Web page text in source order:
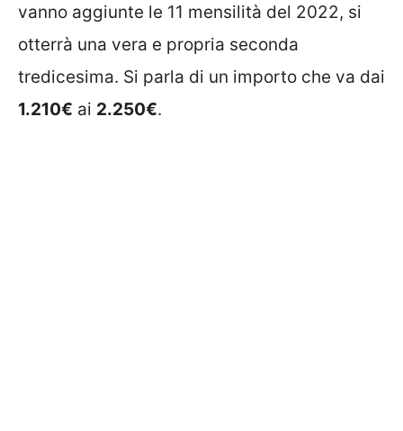
vanno aggiunte le 11 mensilità del 2022, si
otterrà una vera e propria seconda
tredicesima. Si parla di un importo che va dai
1.210€ ai 2.250€.